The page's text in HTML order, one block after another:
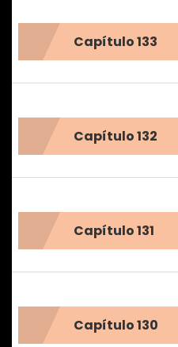
Capítulo 133
Capítulo 132
Capítulo 131
Capítulo 130